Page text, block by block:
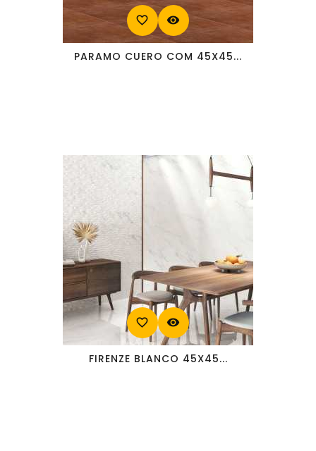
favorite_border visibility
PARAMO CUERO COM 45X45...
favorite_border visibility
FIRENZE BLANCO 45X45...